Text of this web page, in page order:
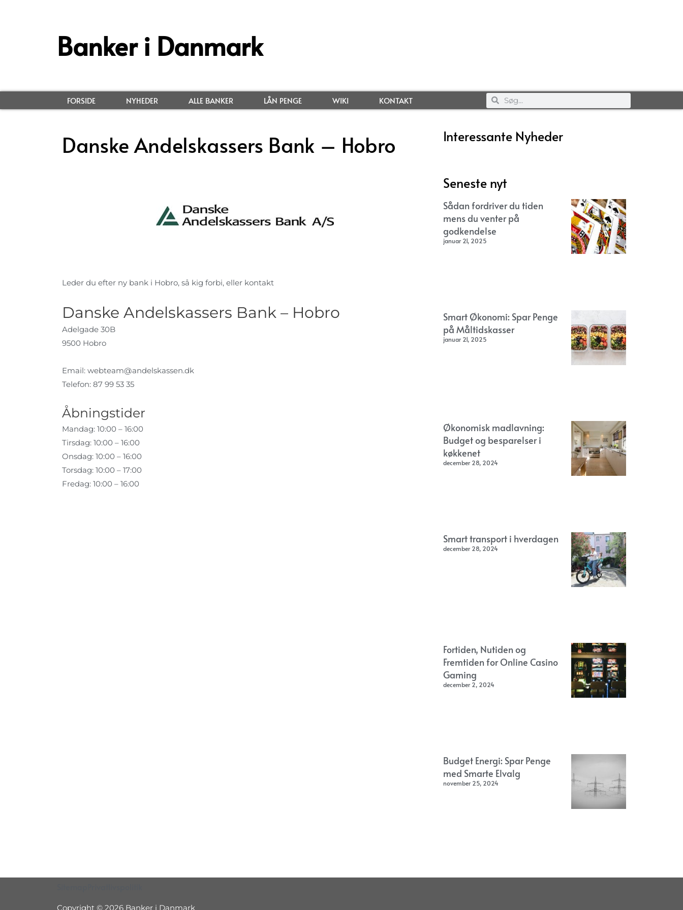
Banker i Danmark
FORSIDE NYHEDER ALLE BANKER LÅN PENGE WIKI KONTAKT
Danske Andelskassers Bank – Hobro
Leder du efter ny bank i Hobro, så kig forbi, eller kontakt
Danske Andelskassers Bank – Hobro
Adelgade 30B
9500 Hobro
Email: webteam@andelskassen.dk
Telefon: 87 99 53 35
Åbningstider
Mandag: 10:00 – 16:00
Tirsdag: 10:00 – 16:00
Onsdag: 10:00 – 16:00
Torsdag: 10:00 – 17:00
Fredag: 10:00 – 16:00
Interessante Nyheder
Seneste nyt
Sådan fordriver du tiden
mens du venter på
godkendelse
januar 21, 2025
Smart Økonomi: Spar Penge
på Måltidskasser
januar 21, 2025
Økonomisk madlavning:
Budget og besparelser i
køkkenet
december 28, 2024
Smart transport i hverdagen
december 28, 2024
Fortiden, Nutiden og
Fremtiden for Online Casino
Gaming
december 2, 2024
Budget Energi: Spar Penge
med Smarte Elvalg
november 25, 2024
Copyright © 2026 Banker i Danmark